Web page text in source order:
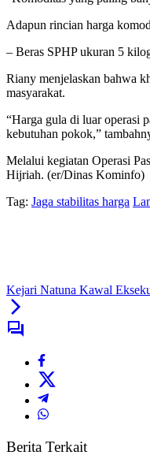
Adapun rincian harga
– Beras SPHP ukuran 5
Riany menjelaskan bahwa
masyarakat.
“Harga gula di luar operasi
kebutuhan pokok,”
Melalui kegiatan Operasi
Hijriah. (er/Dinas Kominfo)
Tag: Jaga stabilitas harga
Kejari Natuna Kawal
Berita Terkait